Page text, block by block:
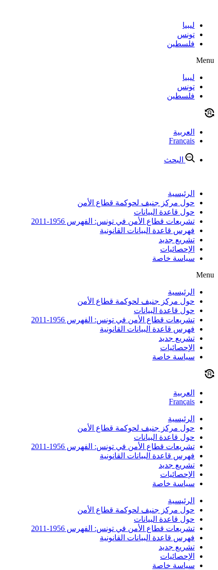
contentليبيا
تونس
فلسطين
Menu
ليبيا
تونس
فلسطين
العربية
Français
البحث
الرئيسية
حول مركز جنيف لحوكمة قطاع الأمن
حول قاعدة البيانات
تشريعات قطاع الأمن في تونس: الفهرس 1956-2011
فهرس قاعدة البيانات القانونية
تشريع جديد
الإحصائيات
سياسة خاصة
Menu
الرئيسية
حول مركز جنيف لحوكمة قطاع الأمن
حول قاعدة البيانات
تشريعات قطاع الأمن في تونس: الفهرس 1956-2011
فهرس قاعدة البيانات القانونية
تشريع جديد
الإحصائيات
سياسة خاصة
العربية
Français
الرئيسية
حول مركز جنيف لحوكمة قطاع الأمن
حول قاعدة البيانات
تشريعات قطاع الأمن في تونس: الفهرس 1956-2011
فهرس قاعدة البيانات القانونية
تشريع جديد
الإحصائيات
سياسة خاصة
الرئيسية
حول مركز جنيف لحوكمة قطاع الأمن
حول قاعدة البيانات
تشريعات قطاع الأمن في تونس: الفهرس 1956-2011
فهرس قاعدة البيانات القانونية
تشريع جديد
الإحصائيات
سياسة خاصة